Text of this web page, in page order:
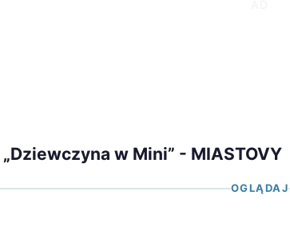
w Mini” - MIASTOVY
OGLĄDAJ